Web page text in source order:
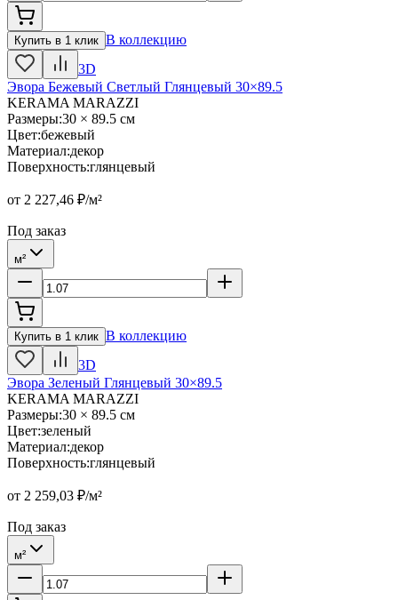
Купить в 1 клик В коллекцию
3D
Эвора Бежевый Светлый Глянцевый 30×89.5
KERAMA MARAZZI
Размеры:30 × 89.5 см
Цвет:бежевый
Материал:декор
Поверхность:глянцевый
от 2 227,46 ₽/м²
Под заказ
м²
Купить в 1 клик В коллекцию
3D
Эвора Зеленый Глянцевый 30×89.5
KERAMA MARAZZI
Размеры:30 × 89.5 см
Цвет:зеленый
Материал:декор
Поверхность:глянцевый
от 2 259,03 ₽/м²
Под заказ
м²